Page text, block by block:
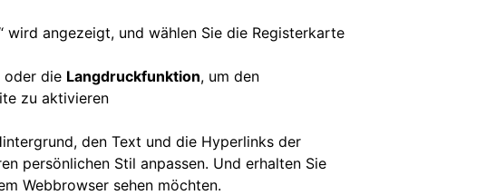
wird angezeigt, und wählen Sie die Registerkarte
oder die Langdruckfunktion, um den
zu aktivieren
den Text und die Hyperlinks der
persönlichen Stil anpassen. Und erhalten Sie
Webbrowser sehen möchten.